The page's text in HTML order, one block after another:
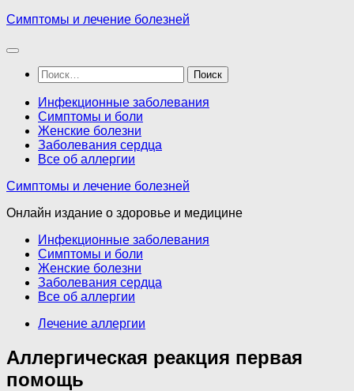
Перейти
содержимому
Симптомы и лечение болезней
Найти:
Инфекционные заболевания
Симптомы и боли
Женские болезни
Заболевания сердца
Все об аллергии
Симптомы и лечение болезней
Онлайн издание о здоровье и медицине
Инфекционные заболевания
Симптомы и боли
Женские болезни
Заболевания сердца
Все об аллергии
Лечение аллергии
Аллергическая реакция первая
помощь